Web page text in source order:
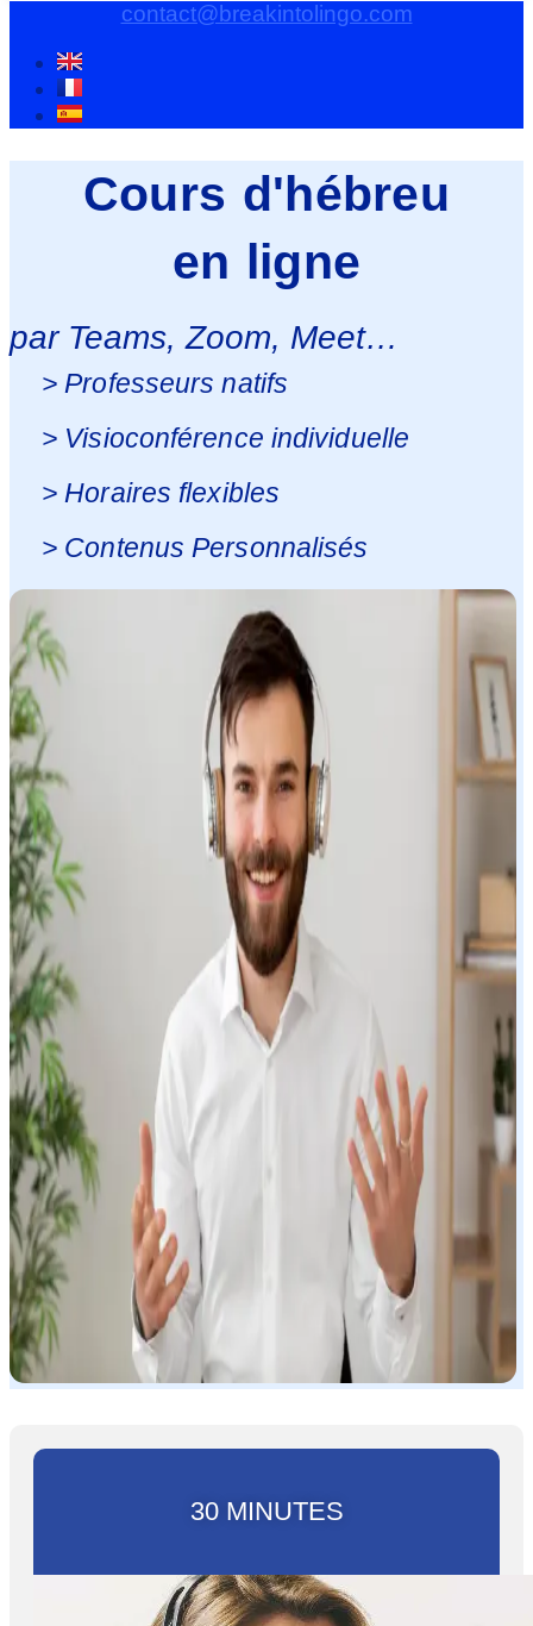
contact@breakintolingo.com
Cours d'hébreu
en ligne
par Teams, Zoom, Meet…
> Professeurs natifs
> Visioconférence individuelle
> Horaires flexibles
> Contenus Personnalisés
30 MINUTES